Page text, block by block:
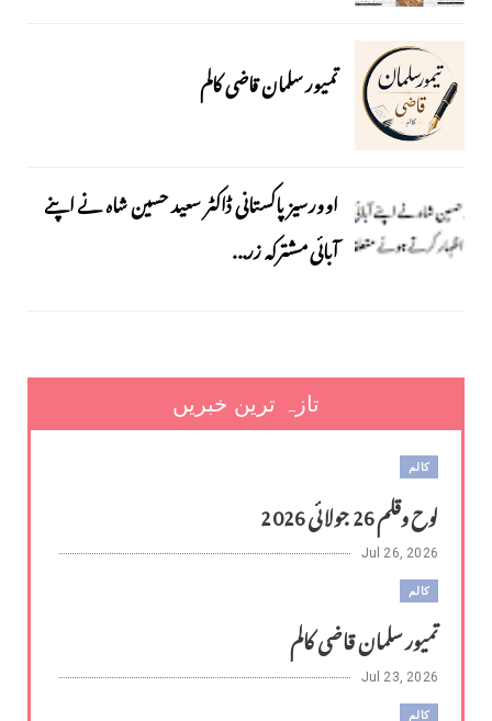
تمیور سلمان قاضی کالم
اوورسیز پاکستانی ڈاکٹر سعید حسین شاہ نے اپنے
آبائی مشترکہ زر...
تازہ ترین خبریں
کالم
لوح وقلم 26 جولائی 2026
Jul 26, 2026
کالم
تمیور سلمان قاضی کالم
Jul 23, 2026
کالم